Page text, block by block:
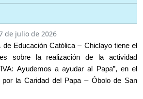
de julio de 2026
de Educación Católica – Chiclayo tiene el
sobre la realización de la actividad
Ayudemos a ayudar al Papa”, en el
la Caridad del Papa – Óbolo de San